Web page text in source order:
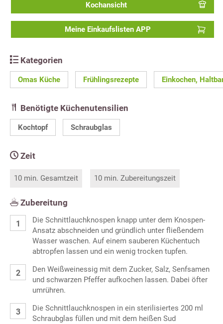
Kochansicht
Meine Einkaufslisten APP
Kategorien
Omas Küche Frühlingsrezepte Einkochen,
Benötigte Küchenutensilien
Kochtopf Schraubglas
Zeit
10 min. Gesamtzeit 10 min. Zubereitungszeit
Zubereitung
Die Schnittlauchknospen knapp unter dem Knospen-
Ansatz abschneiden und gründlich unter fließendem
Wasser waschen. Auf einem sauberen Küchentuch
abtropfen lassen und ein wenig trocken tupfen.
Den Weißweinessig mit dem Zucker, Salz, Senfsamen
und schwarzen Pfeffer aufkochen lassen. Dabei öfter
umrühren.
Die Schnittlauchknospen in ein sterilisiertes 200 ml
Schraubglas füllen und mit dem heißen Sud